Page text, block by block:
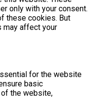
only with your consent.
these cookies. But
may affect your
for the website
basic
the website,